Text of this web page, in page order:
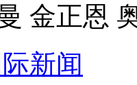
金正恩
新闻